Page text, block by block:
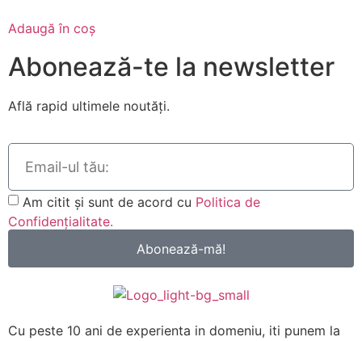
Adaugă în coș
Abonează-te la newsletter
Află rapid ultimele noutăți.
Am citit și sunt de acord cu Politica de
Confidențialitate.
Abonează-mă!
Cu peste 10 ani de experienta in domeniu, iti punem la